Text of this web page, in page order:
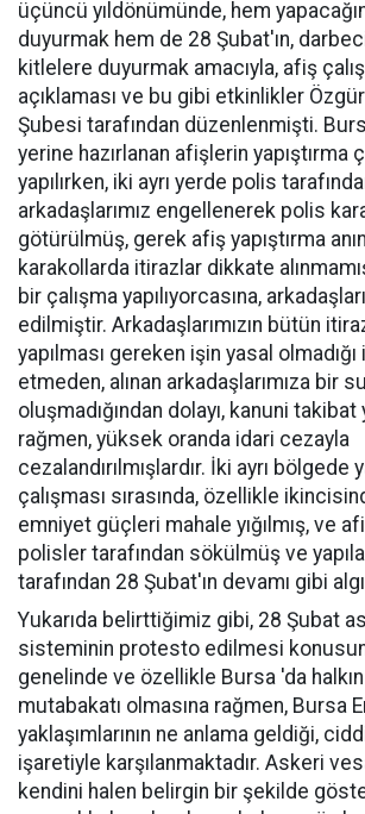
üçüncü yıldönümünde, hem
duyurmak hem de 28 Şubat'ın,
kitlelere duyurmak amacıyla, afiş
açıklaması ve bu gibi etkinlikler
Şubesi tarafından düzenlenmişti.
yerine hazırlanan afişlerin yapıştırma
yapılırken, iki ayrı yerde polis
arkadaşlarımız engellenerek polis
götürülmüş, gerek afiş yapıştırma
karakollarda itirazlar dikkate
bir çalışma yapılıyorcasına,
edilmiştir. Arkadaşlarımızın bütün
yapılması gereken işin yasal olmadığı
etmeden, alınan arkadaşlarımıza bir
oluşmadığından dolayı, kanuni takibat
rağmen, yüksek oranda idari cezayla
cezalandırılmışlardır. İki ayrı bölgede
çalışması sırasında, özellikle
emniyet güçleri mahale yığılmış, ve
polisler tarafından sökülmüş ve
tarafından 28 Şubat'ın devamı gibi
Yukarıda belirttiğimiz gibi, 28 Şubat
sisteminin protesto edilmesi
genelinde ve özellikle Bursa 'da
mutabakatı olmasına rağmen, Bursa
yaklaşımlarının ne anlama geldiği,
işaretiyle karşılanmaktadır. Askeri
kendini halen belirgin bir şekilde